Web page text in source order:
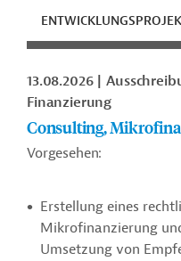
13.08.2026
Finanzierung
Consulting,
Vorgesehen:
Erstellung eines
Mikrofinanzierung
Umsetzung von